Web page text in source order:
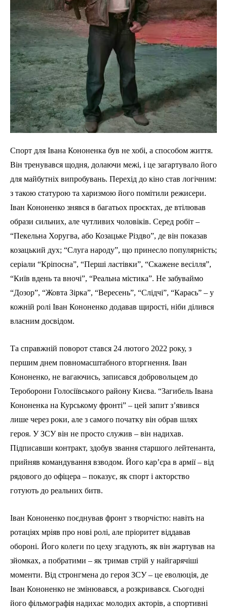
Спорт для Івана Кононенка був не хобі, а способом життя.
Він тренувався щодня, долаючи межі, і це загартувало його
для майбутніх випробувань. Перехід до кіно став логічним:
з такою статурою та харизмою його помітили режисери.
Іван Кононенко знявся в багатьох проєктах, де втілював
образи сильних, але чутливих чоловіків. Серед робіт –
“Пекельна Хоругва, або Козацьке Різдво”, де він показав
козацький дух; “Слуга народу”, що принесло популярність;
серіали “Кріпосна”, “Перші ластівки”, “Скажене весілля”,
“Київ вдень та вночі”, “Реальна містика”. Не забуваймо
“Дозор”, “Жовта Зірка”, “Вересень”, “Слідчі”, “Карась” – у
кожній ролі Іван Кононенко додавав щирості, ніби ділився
власним досвідом.
Та справжній поворот стався 24 лютого 2022 року, з
першим днем повномасштабного вторгнення. Іван
Кононенко, не вагаючись, записався добровольцем до
Тероборони Голосіївського району Києва. “Загибель Івана
Кононенка на Курському фронті” – цей запит з’явився
лише через роки, але з самого початку він обрав шлях
героя. У ЗСУ він не просто служив – він надихав.
Підписавши контракт, здобув звання старшого лейтенанта,
прийняв командування взводом. Його кар’єра в армії – від
рядового до офіцера – показує, як спорт і акторство
готують до реальних битв.
Іван Кононенко поєднував фронт з творчістю: навіть на
ротаціях мріяв про нові ролі, але пріоритет віддавав
обороні. Його колеги по цеху згадують, як він жартував на
зйомках, а побратими – як тримав стрій у найгарячіші
моменти. Від стронгмена до героя ЗСУ – це еволюція, де
Іван Кононенко не змінювався, а розкривався. Сьогодні
його фільмографія надихає молодих акторів, а спортивні